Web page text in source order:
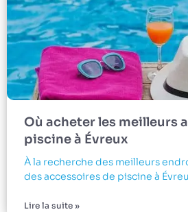
Où acheter les meilleurs
piscine à Évreux
À la recherche des meilleurs
des accessoires de piscine à
Lire la suite »